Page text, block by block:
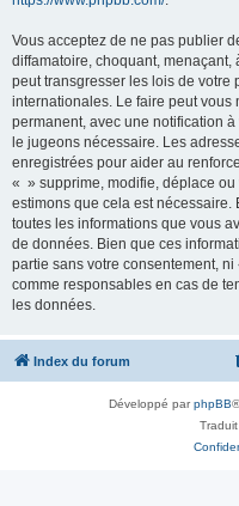
Vous acceptez de ne pas publier
diffamatoire, choquant,
peut transgresser les lois de
internationales. Le faire peut vous
permanent, avec une notification
le jugeons nécessaire. Les
enregistrées pour aider au
« » supprime, modifie, déplace
estimons que cela est nécessaire.
toutes les informations que vous
de données. Bien que ces
partie sans votre consentement,
comme responsables en cas de
les données.
Index du forum
Développé parphpBB